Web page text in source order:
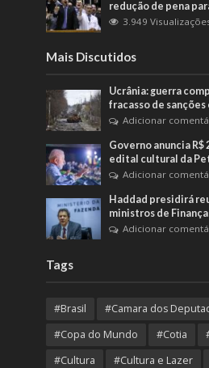
redução de pena
3.949
Mais Discutidos
Ucrânia: guerra
fracasso de sanções
Adicionar
Governo anuncia R$
edital cultural da
Adicionar
Haddad presidirá
ministros de
Adicionar
Tags
#Brasil #Camara dos
#Copa do Mundo
#Cotia
#Cultura
#Cultura e Lazer